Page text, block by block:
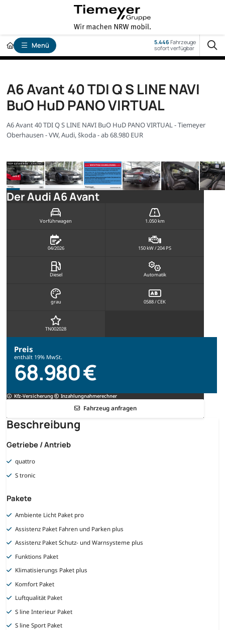
Menü 5.446Fahrzeuge
sofort verfügbar
A6 Avant 40 TDI Q S LINE NAVI
BuO HuD PANO VIRTUAL
A6 Avant 40 TDI Q S LINE NAVI BuO HuD PANO VIRTUAL - Tiemeyer
Oberhausen - VW, Audi, Škoda - ab 68.980 EUR
Der Audi A6 Avant
Vorführwagen 1.050 km
04/2026 150 kW / 204 PS
Diesel Automatik
grau 0588 / CEK
TN002028
Preis
enthält 19% MwSt.
68.980 €
Kfz-Versicherung Inzahlungnahmerechner
Fahrzeug anfragen
Beschreibung
Getriebe / Antrieb
quattro
S tronic
Pakete
Ambiente Licht Paket pro
Assistenz Paket Fahren und Parken plus
Assistenz Paket Schutz- und Warnsysteme plus
Funktions Paket
Klimatisierungs Paket plus
Komfort Paket
Luftqualität Paket
S line Interieur Paket
S line Sport Paket